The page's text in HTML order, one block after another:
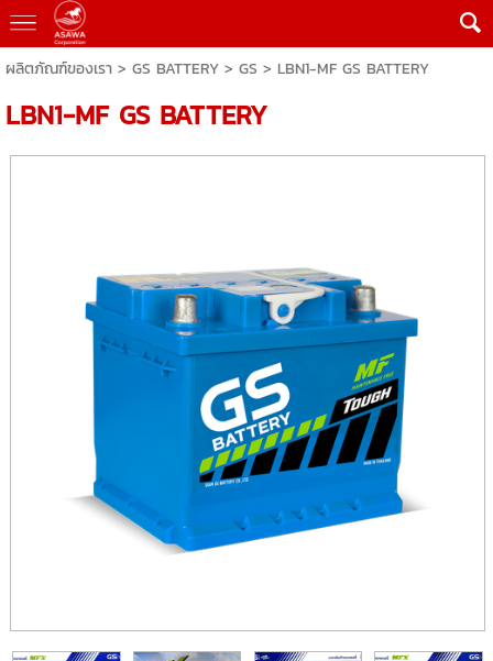
ผลิตภัณฑ์ของเรา> GS BATTERY> GS > LBN1-MF GS BATTERY
LBN1-MF GS BATTERY